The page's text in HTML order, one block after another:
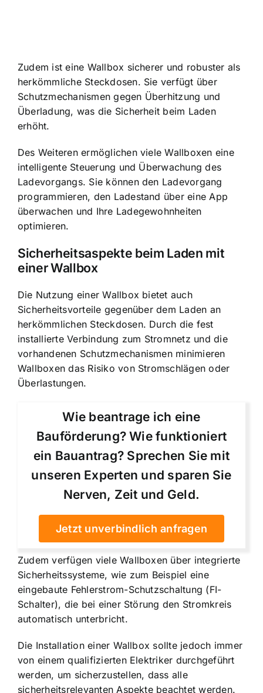
Zudem ist eine Wallbox sicherer und robuster als
herkömmliche Steckdosen. Sie verfügt über
Schutzmechanismen gegen Überhitzung und
Überladung, was die Sicherheit beim Laden
erhöht.
Des Weiteren ermöglichen viele Wallboxen eine
intelligente Steuerung und Überwachung des
Ladevorgangs. Sie können den Ladevorgang
programmieren, den Ladestand über eine App
überwachen und Ihre Ladegewohnheiten
optimieren.
Sicherheitsaspekte beim Laden mit
einer Wallbox
Die Nutzung einer Wallbox bietet auch
Sicherheitsvorteile gegenüber dem Laden an
herkömmlichen Steckdosen. Durch die fest
installierte Verbindung zum Stromnetz und die
vorhandenen Schutzmechanismen minimieren
Wallboxen das Risiko von Stromschlägen oder
Überlastungen.
Wie beantrage ich eine
Bauförderung? Wie funktioniert
ein Bauantrag? Sprechen Sie mit
unseren Experten und sparen Sie
Nerven, Zeit und Geld.
Jetzt unverbindlich anfragen
Zudem verfügen viele Wallboxen über integrierte
Sicherheitssysteme, wie zum Beispiel eine
eingebaute Fehlerstrom-Schutzschaltung (FI-
Schalter), die bei einer Störung den Stromkreis
automatisch unterbricht.
Die Installation einer Wallbox sollte jedoch immer
von einem qualifizierten Elektriker durchgeführt
werden, um sicherzustellen, dass alle
sicherheitsrelevanten Aspekte beachtet werden.